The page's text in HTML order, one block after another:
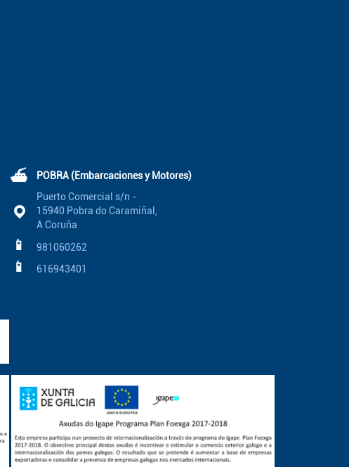
⛴
POBRA (Embarcaciones y Motores)
Puerto Comercial s/n -
15940 Pobra do Caramiñal,
A Coruña
📱 981060262
📱 616943401